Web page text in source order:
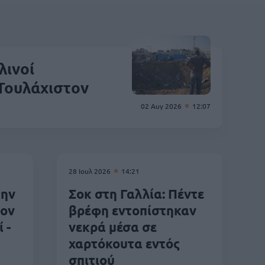
02 Αυγ 2026 12:07
-
28 Ιουλ 2026 14:21
Σοκ στη Γαλλία: Πέντε
βρέφη εντοπίστηκαν
νεκρά μέσα σε
χαρτόκουτα εντός
σπιτιού